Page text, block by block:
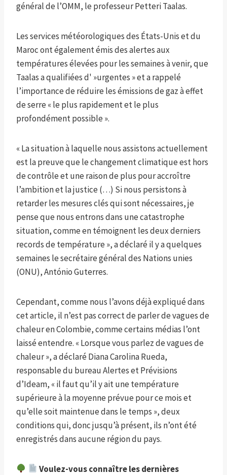
général de l’OMM, le professeur Petteri Taalas.
Les services météorologiques des États-Unis et du
Maroc ont également émis des alertes aux
températures élevées pour les semaines à venir, que
Taalas a qualifiées d' »urgentes » et a rappelé
l’importance de réduire les émissions de gaz à effet
de serre « le plus rapidement et le plus
profondément possible ».
« La situation à laquelle nous assistons actuellement
est la preuve que le changement climatique est hors
de contrôle et une raison de plus pour accroître
l’ambition et la justice (…) Si nous persistons à
retarder les mesures clés qui sont nécessaires, je
pense que nous entrons dans une catastrophe
situation, comme en témoignent les deux derniers
records de température », a déclaré il y a quelques
semaines le secrétaire général des Nations unies
(ONU), António Guterres.
Cependant, comme nous l’avons déjà expliqué dans
cet article, il n’est pas correct de parler de vagues de
chaleur en Colombie, comme certains médias l’ont
laissé entendre. « Lorsque vous parlez de vagues de
chaleur », a déclaré Diana Carolina Rueda,
responsable du bureau Alertes et Prévisions
d’Ideam, « il faut qu’il y ait une température
supérieure à la moyenne prévue pour ce mois et
qu’elle soit maintenue dans le temps », deux
conditions qui, donc jusqu’à présent, ils n’ont été
enregistrés dans aucune région du pays.
Voulez-vous connaître les dernières